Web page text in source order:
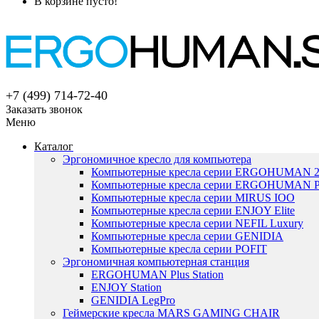
+7 (499) 714-72-40
Заказать звонок
Меню
Каталог
Эргономичное кресло для компьютера
Компьютерные кресла серии ERGOHUMAN 2
Компьютерные кресла серии ERGOHUMAN
Компьютерные кресла серии MIRUS IOO
Компьютерные кресла серии ENJOY Elite
Компьютерные кресла серии NEFIL Luxury
Компьютерные кресла серии GENIDIA
Компьютерные кресла серии POFIT
Эргономичная компьютерная станция
ERGOHUMAN Plus Station
ENJOY Station
GENIDIA LegPro
Геймерские кресла MARS GAMING CHAIR